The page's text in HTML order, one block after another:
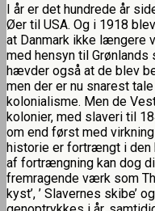
I år er det hundrede år
Øer til USA. Og i 1918
at Danmark ikke længere
med hensyn til
hævder også at de blev
men der er nu snarest
kolonialisme. Men de
kolonier, med slaveri til
om end først med
historie er fortrængt i den
af fortrængning kan dog
fremragende værk som
kyst’, ’ Slavernes skibe’